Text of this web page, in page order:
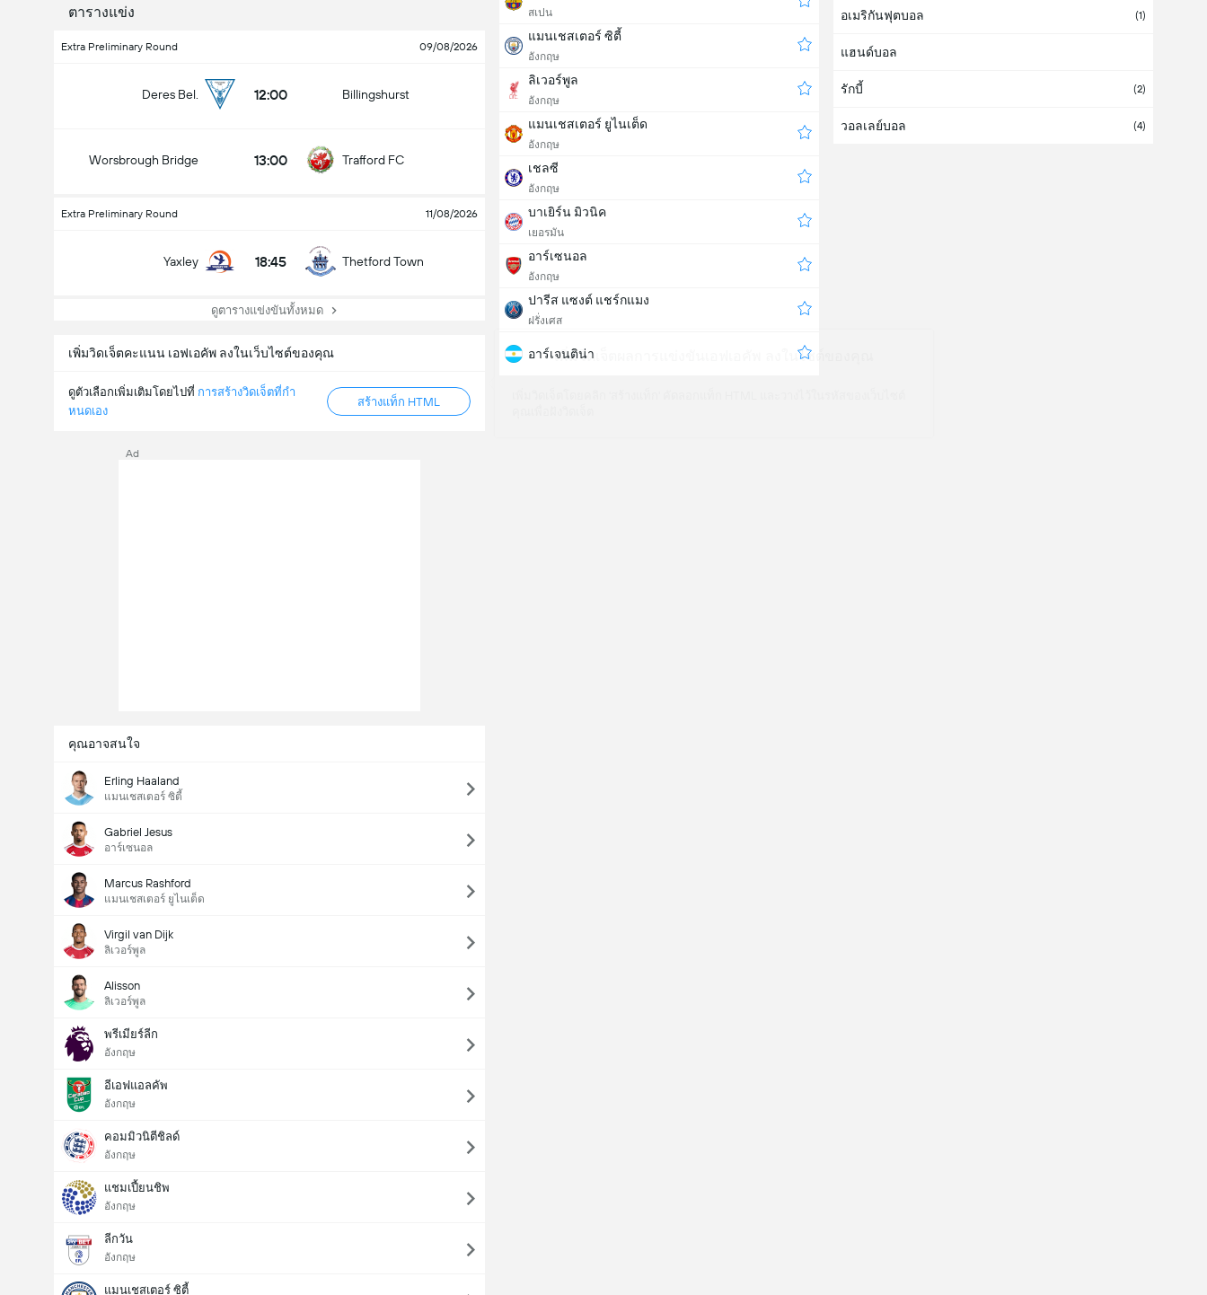
ตารางแข่ง
Extra Preliminary Round 09/08/2026
Deres Bel. 12:00 Billingshurst
Worsbrough Bridge 13:00 Trafford FC
Extra Preliminary Round 11/08/2026
Yaxley 18:45 Thetford Town
ดูตารางแข่งขันทั้งหมด
เพิ่มวิดเจ็ตคะแนน เอฟเอคัพ ลงในเว็บไซต์ของคุณ
ดูตัวเลือกเพิ่มเติมโดยไปที่ การสร้างวิดเจ็ตที่กํา
หนดเอง
สร้างแท็ก HTML
Ad
คุณอาจสนใจ
Erling Haaland
แมนเชสเตอร์ ซิตี้
Gabriel Jesus
อาร์เซนอล
Marcus Rashford
แมนเชสเตอร์ ยูไนเต็ด
Virgil van Dijk
ลิเวอร์พูล
Alisson
ลิเวอร์พูล
พรีเมียร์ลีก
อังกฤษ
อีเอฟแอลคัพ
อังกฤษ
คอมมิวนิตีชิลด์
อังกฤษ
แชมเปี้ยนชิพ
อังกฤษ
ลีกวัน
อังกฤษ
แมนเชสเตอร์ ซิตี้
อเมริกันฟุตบอล (1)
แฮนด์บอล
รักบี้ (2)
วอลเลย์บอล (4)
สเปน
แมนเชสเตอร์ ซิตี้
อังกฤษ
ลิเวอร์พูล
อังกฤษ
แมนเชสเตอร์ ยูไนเต็ด
อังกฤษ
เชลซี
อังกฤษ
บาเยิร์น มิวนิค
เยอรมัน
อาร์เซนอล
อังกฤษ
ปารีส แซงต์ แชร์กแมง
ฝรั่งเศส
อาร์เจนติน่า
เพิ่มวิดเจ็ตผลการแข่งขันเอฟเอคัพ ลงในไซต์ของคุณ